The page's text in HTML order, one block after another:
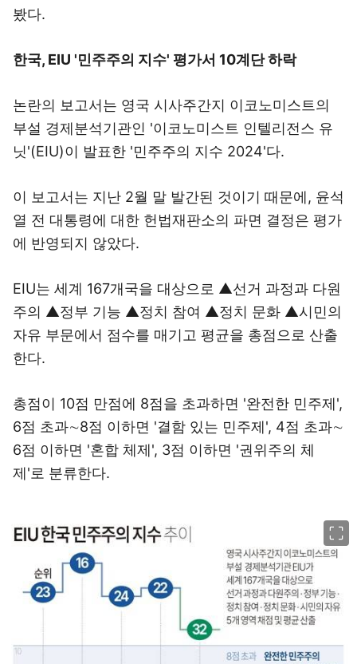
봤다.
한국, EIU '민주주의 지수' 평가서 10계단 하락
논란의 보고서는 영국 시사주간지 이코노미스트의
부설 경제분석기관인 '이코노미스트 인텔리전스 유
닛'(EIU)이 발표한 '민주주의 지수 2024'다.
이 보고서는 지난 2월 말 발간된 것이기 때문에, 윤석
열 전 대통령에 대한 헌법재판소의 파면 결정은 평가
에 반영되지 않았다.
EIU는 세계 167개국을 대상으로 ▲선거 과정과 다원
주의 ▲정부 기능 ▲정치 참여 ▲정치 문화 ▲시민의
자유 부문에서 점수를 매기고 평균을 총점으로 산출
한다.
총점이 10점 만점에 8점을 초과하면 '완전한 민주제',
6점 초과∼8점 이하면 '결함 있는 민주제', 4점 초과∼
6점 이하면 '혼합 체제', 3점 이하면 '권위주의 체
제'로 분류한다.